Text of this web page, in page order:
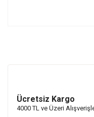
Ücretsiz Kargo
4000 TL ve Üzeri